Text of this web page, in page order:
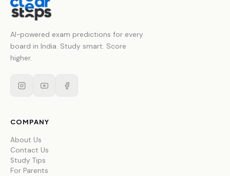
AI-powered exam predictions for every
board in India. Study smart. Score
higher.
COMPANY
About Us
Contact Us
Study Tips
For Parents